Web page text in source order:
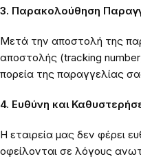
3. Παρακολούθηση
Μετά την αποστολή της
αποστολής (tracking
πορεία της παραγγελίας
4. Ευθύνη και
Η εταιρεία μας δεν φέρει
οφείλονται σε λόγους